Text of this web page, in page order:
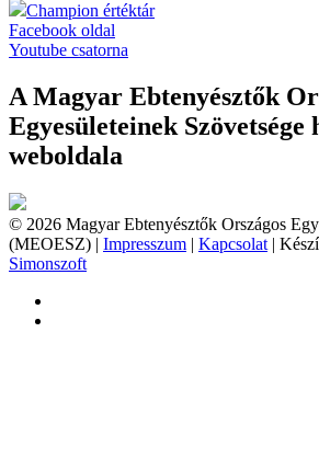
Champion értéktár
Facebook oldal
Youtube csatorna
A Magyar Ebtenyésztők
Egyesületeinek Szövetsége
weboldala
© 2026 Magyar Ebtenyésztők Országos
(MEOESZ) | Impresszum | Kapcsolat |
Simonszoft